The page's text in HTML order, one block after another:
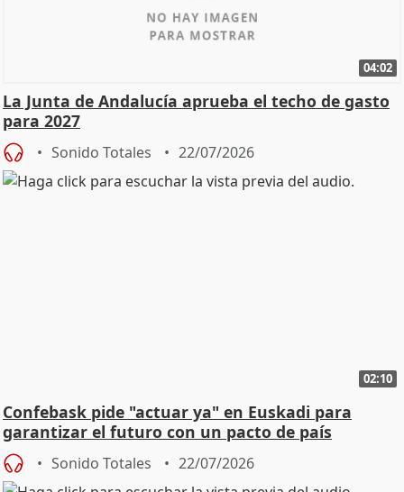
04:02
La Junta de Andalucía aprueba el techo de gasto
para 2027
Sonido Totales 22/07/2026
02:10
Confebask pide "actuar ya" en Euskadi para
garantizar el futuro con un pacto de país
Sonido Totales 22/07/2026